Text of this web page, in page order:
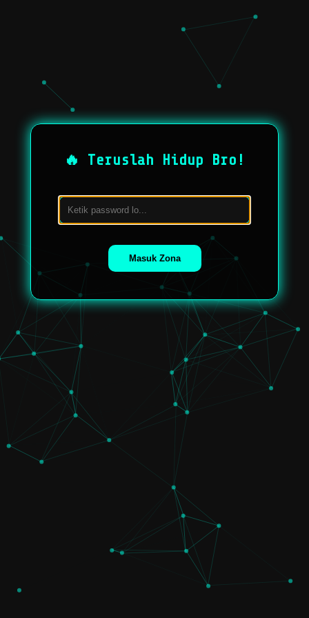
🔥 Teruslah Hidup Bro!
Masuk Zona